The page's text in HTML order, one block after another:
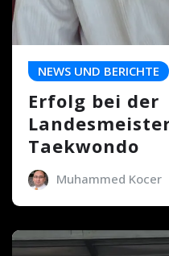
NEWS UND BERICHTE
Erfolg bei der
Taekwondo
Muhammed Kocer